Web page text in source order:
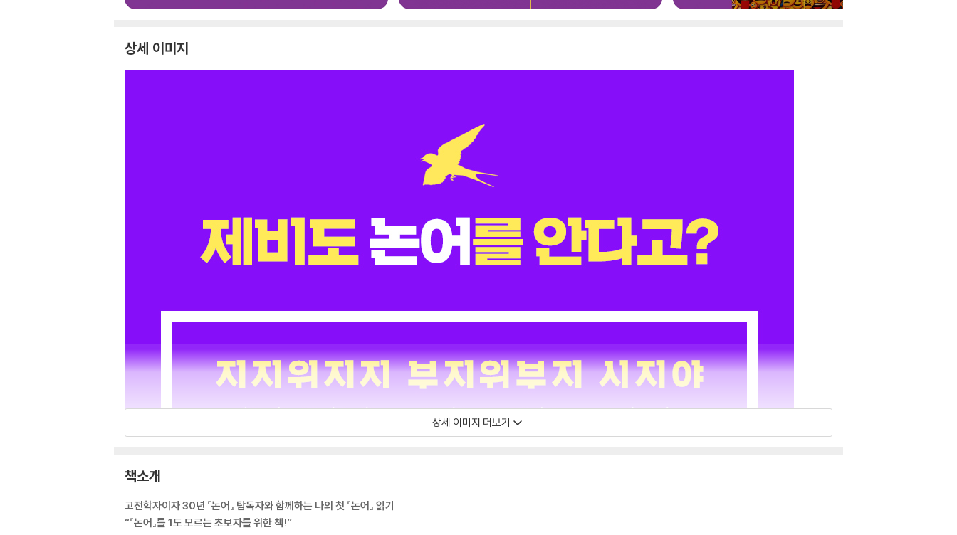
상세 이미지
상세 이미지 더보기
책소개
고전학자이자 30년 『논어』 탐독자와 함께하는 나의 첫 『논어』 읽기
“『논어』를 1도 모르는 초보자를 위한 책!”